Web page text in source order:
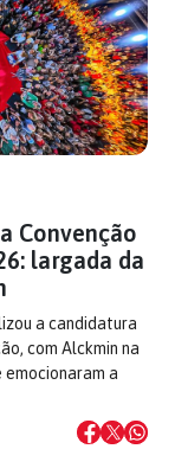
Convenção
largada da
a candidatura
com Alckmin na
emocionaram a